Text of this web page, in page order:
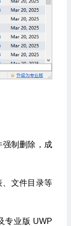
强制删除，成
、文件目录等
专业版 UWP